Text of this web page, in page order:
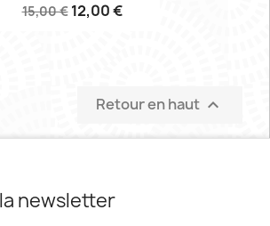
15,00 € 12,00 €
Retour en haut 
newsletter